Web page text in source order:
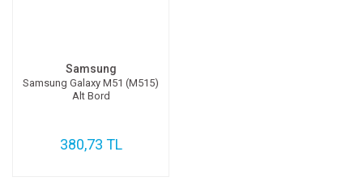
Samsung
Samsung Galaxy M51 (M515)
Alt Bord
380,73 TL